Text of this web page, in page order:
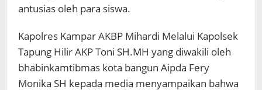
antusias oleh para siswa.
Kapolres Kampar AKBP Mihardi Melalui Kapolsek
Tapung Hilir AKP Toni SH.MH yang diwakili oleh
bhabinkamtibmas kota bangun Aipda Fery
Monika SH kepada media menyampaikan bahwa